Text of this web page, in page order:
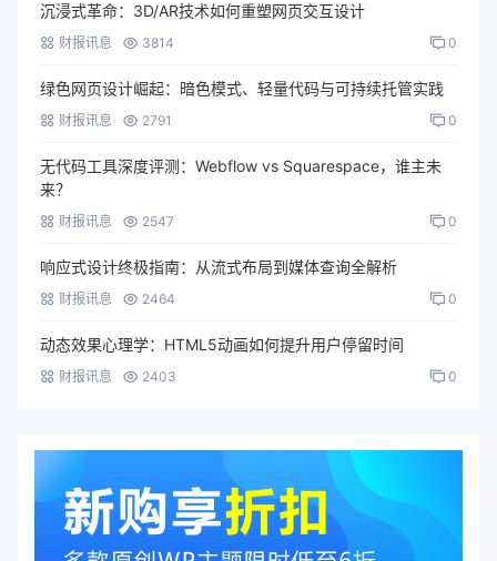
沉浸式革命：3D/AR技术如何重塑网页交互设计
财报讯息 3814 0
绿色网页设计崛起：暗色模式、轻量代码与可持续托管实践
财报讯息 2791 0
无代码工具深度评测：Webflow vs Squarespace，谁主未
来？
财报讯息 2547 0
响应式设计终极指南：从流式布局到媒体查询全解析
财报讯息 2464 0
动态效果心理学：HTML5动画如何提升用户停留时间
财报讯息 2403 0